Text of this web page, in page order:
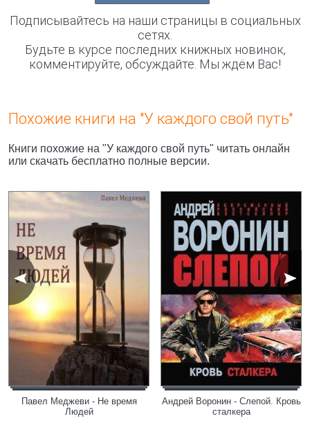
Подписывайтесь на наши страницы в социальных
сетях.
Будьте в курсе последних книжных новинок,
комментируйте, обсуждайте. Мы ждём Вас!
Похожие книги на "У каждого свой путь"
Книги похожие на "У каждого свой путь" читать онлайн
или скачать бесплатно полные версии.
Павел Меджеви - Не время
Людей
Андрей Воронин - Слепой. Кровь
сталкера